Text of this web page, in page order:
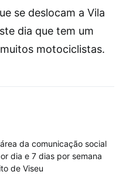
da comunicação social
dia e 7 dias por semana
de Viseu
se deslocam a Vila
dia que tem um
motociclistas.